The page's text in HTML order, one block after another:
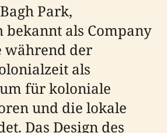
Park,
als Company
während der
als
für koloniale
und die lokale
Das Design des